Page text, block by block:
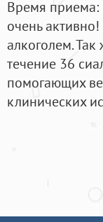
Время приема:
очень
алкоголем.
течение 36
помогающих
клинических